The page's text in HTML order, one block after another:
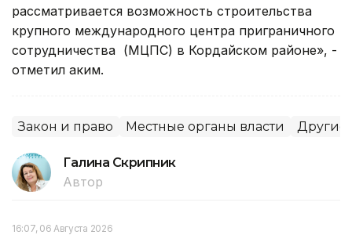
рассматривается возможность строительства
крупного международного центра приграничного
сотрудничества (МЦПС) в Кордайском районе», -
отметил аким.
Закон и право Местные органы власти Другие
Галина Скрипник
Автор
16:07, 06 Августа 2026